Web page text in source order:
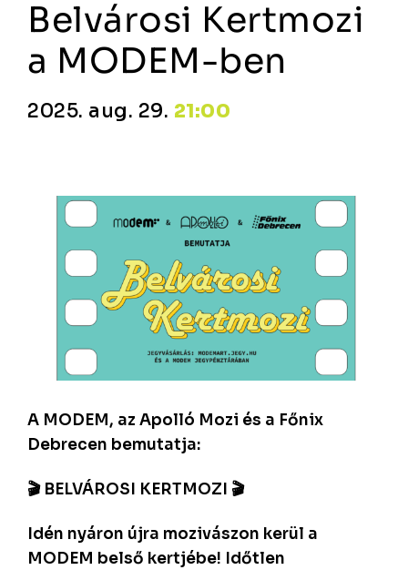
Belvárosi Kertmozi
a MODEM-ben
2025. aug. 29. 21:00
A MODEM, az Apolló Mozi és a Főnix
Debrecen bemutatja:
🎬 BELVÁROSI KERTMOZI 🎬
Idén nyáron újra mozivászon kerül a
MODEM belső kertjébe! Időtlen